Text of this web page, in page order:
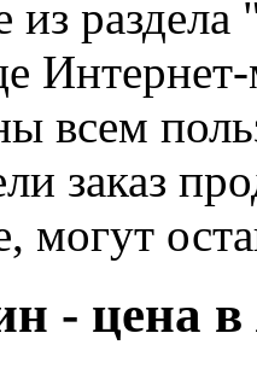
из
всем
заказ
могут
- цена в